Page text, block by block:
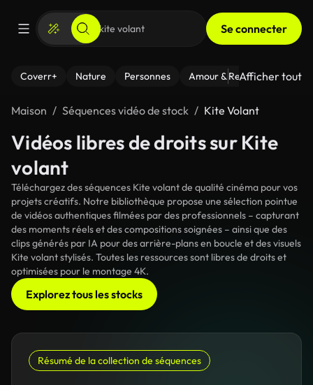
Se connecter
Coverr+ Nature Personnes Amour & Relations Le
Afficher tout
Maison Séquences vidéo de stock Kite Volant
Vidéos libres de droits sur Kite
volant
Téléchargez des séquences Kite volant de qualité cinéma pour vos
projets créatifs. Notre bibliothèque propose une sélection pointue
de vidéos authentiques filmées par des professionnels – capturant
des moments réels et des compositions soignées – ainsi que des
clips générés par IA pour des arrière-plans en boucle et des visuels
Kite volant stylisés. Toutes les ressources sont libres de droits et
optimisées pour le montage 4K.
Explorez tous les stocks
Résumé de la collection de séquences